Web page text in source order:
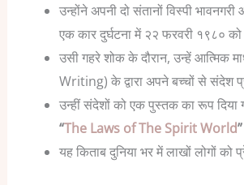
उन्होंने अपनी दो संतानों विस्पी
एक कार दुर्घटना में २२ फरवरी १९८० को
उसी गहरे शोक के दौरान, उन्हें आत्मिक
Writing) के द्वारा अपने बच्चों से संदेश
उन्हीं संदेशों को एक पुस्तक का रूप
“The Laws of The Spirit World”
यह किताब दुनिया भर में लाखों लोगों को